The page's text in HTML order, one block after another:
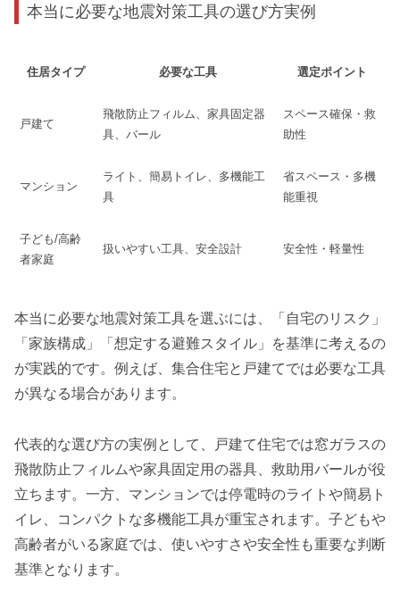
本当に必要な地震対策工具の選び方実例
住居タイプ 必要な工具 選定ポイント
戸建て
飛散防止フィルム、家具固定器
具、バール
スペース確保・救
助性
マンション
ライト、簡易トイレ、多機能工
具
省スペース・多機
能重視
子ども/高齢
者家庭
扱いやすい工具、安全設計 安全性・軽量性
本当に必要な地震対策工具を選ぶには、「自宅のリスク」
「家族構成」「想定する避難スタイル」を基準に考えるの
が実践的です。例えば、集合住宅と戸建てでは必要な工具
が異なる場合があります。
代表的な選び方の実例として、戸建て住宅では窓ガラスの
飛散防止フィルムや家具固定用の器具、救助用バールが役
立ちます。一方、マンションでは停電時のライトや簡易ト
イレ、コンパクトな多機能工具が重宝されます。子どもや
高齢者がいる家庭では、使いやすさや安全性も重要な判断
基準となります。